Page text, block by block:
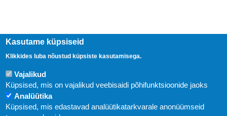
Uudised
Kasutame küpsiseid
Klikkides luba nõustud küpsiste kasutamisega.
Vajalikud
Küpsised, mis on vajalikud veebisaidi põhifunktsioonide jaoks
Analüütika
Küpsised, mis edastavad analüütikatarkvarale anonüümseid